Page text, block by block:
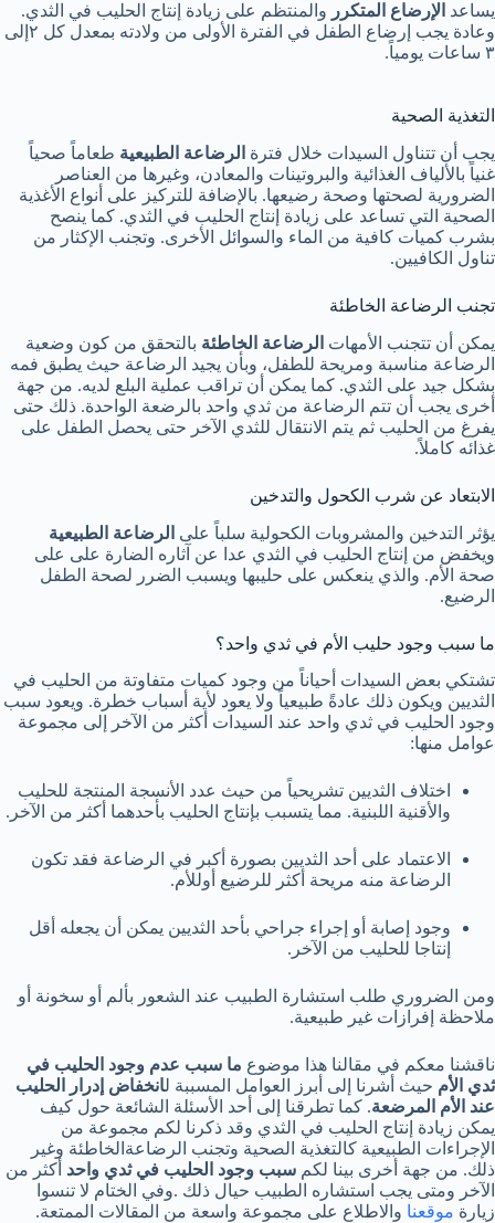
يساعد الإرضاع المتكرر والمنتظم على زيادة إنتاج الحليب في الثدي.
وعادة يجب إرضاع الطفل في الفترة الأولى من ولادته بمعدل كل ٢إلى
٣ ساعات يومياً.
التغذية الصحية
يجب أن تتناول السيدات خلال فترة الرضاعة الطبيعية طعاماً صحياً
غنياً بالألياف الغذائية والبروتينات والمعادن، وغيرها من العناصر
الضرورية لصحتها وصحة رضيعها. بالإضافة للتركيز على أنواع الأغذية
الصحية التي تساعد على زيادة إنتاج الحليب في الثدي. كما ينصح
بشرب كميات كافية من الماء والسوائل الأخرى. وتجنب الإكثار من
تناول الكافيين.
تجنب الرضاعة الخاطئة
يمكن أن تتجنب الأمهات الرضاعة الخاطئة بالتحقق من كون وضعية
الرضاعة مناسبة ومريحة للطفل، وبأن يجيد الرضاعة حيث يطبق فمه
بشكل جيد على الثدي. كما يمكن أن تراقب عملية البلع لديه. من جهة
أخرى يجب أن تتم الرضاعة من ثدي واحد بالرضعة الواحدة. ذلك حتى
يفرغ من الحليب ثم يتم الانتقال للثدي الآخر حتى يحصل الطفل على
غذائه كاملاً.
الابتعاد عن شرب الكحول والتدخين
يؤثر التدخين والمشروبات الكحولية سلباً على الرضاعة الطبيعية
ويخفض من إنتاج الحليب في الثدي عدا عن آثاره الضارة على على
صحة الأم. والذي ينعكس على حليبها ويسبب الضرر لصحة الطفل
الرضيع.
ما سبب وجود حليب الأم في ثدي واحد؟
تشتكي بعض السيدات أحياناً من وجود كميات متفاوتة من الحليب في
الثديين ويكون ذلك عادةً طبيعياً ولا يعود لأية أسباب خطرة. ويعود سبب
وجود الحليب في ثدي واحد عند السيدات أكثر من الآخر إلى مجموعة
عوامل منها:
اختلاف الثديين تشريحياً من حيث عدد الأنسجة المنتجة للحليب
والأقنية اللبنية. مما يتسبب بإنتاج الحليب بأحدهما أكثر من الآخر.
الاعتماد على أحد الثديين بصورة أكبر في الرضاعة فقد تكون
الرضاعة منه مريحة أكثر للرضيع أوللأم.
وجود إصابة أو إجراء جراحي بأحد الثديين يمكن أن يجعله أقل
إنتاجا للحليب من الآخر.
ومن الضروري طلب استشارة الطبيب عند الشعور بألم أو سخونة أو
ملاحظة إفرازات غير طبيعية.
ناقشنا معكم في مقالنا هذا موضوع ما سبب عدم وجود الحليب في
ثدي الأم حيث أشرنا إلى أبرز العوامل المسببة لانخفاض إدرار الحليب
عند الأم المرضعة. كما تطرقنا إلى أحد الأسئلة الشائعة حول كيف
يمكن زيادة إنتاج الحليب في الثدي وقد ذكرنا لكم مجموعة من
الإجراءات الطبيعية كالتغذية الصحية وتجنب الرضاعةالخاطئة وغير
ذلك. من جهة أخرى بينا لكم سبب وجود الحليب في ثدي واحد أكثر من
الآخر ومتى يجب استشاره الطبيب حيال ذلك .وفي الختام لا تنسوا
زيارة موقعنا والاطلاع على مجموعة واسعة من المقالات الممتعة.